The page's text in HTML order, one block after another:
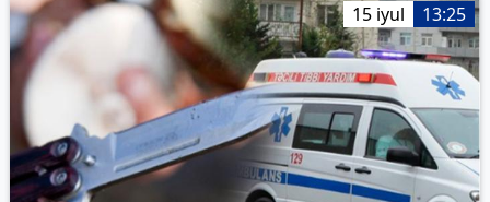
15 iyul 13:25